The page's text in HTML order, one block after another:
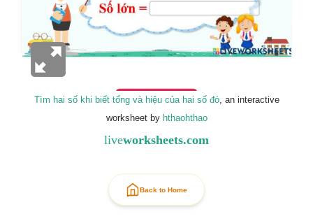
Tìm hai số khi biết tổng và hiệu của hai số đó, an interactive
worksheet by hthaohthao
liveworksheets.com
Back to Home